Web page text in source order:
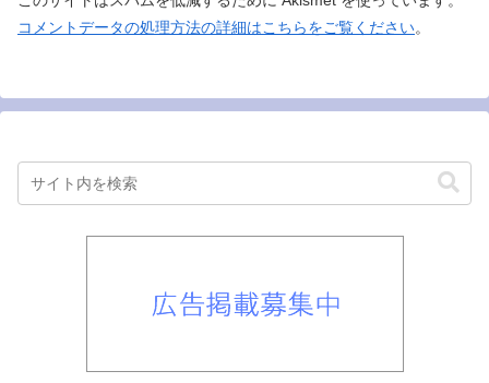
コメントデータの処理方法の詳細はこちらをご覧ください。